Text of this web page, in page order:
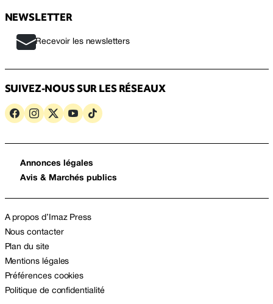
NEWSLETTER
Recevoir les newsletters
SUIVEZ-NOUS SUR LES RÉSEAUX
Annonces légales
Avis & Marchés publics
A propos d’Imaz Press
Nous contacter
Plan du site
Mentions légales
Préférences cookies
Politique de confidentialité